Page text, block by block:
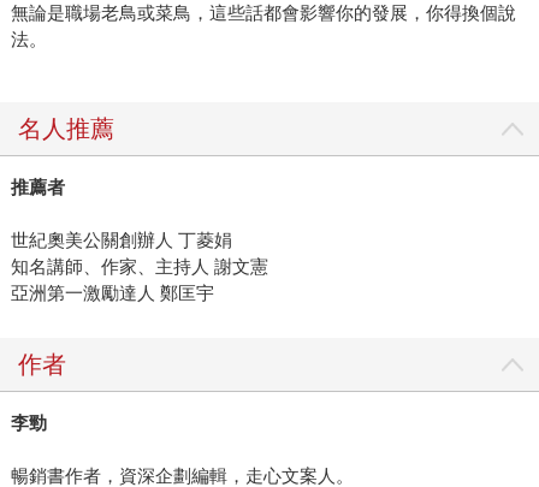
無論是職場老鳥或菜鳥，這些話都會影響你的發展，你得換個說
法。
名人推薦
推薦者
世紀奧美公關創辦人 丁菱娟
知名講師、作家、主持人 謝文憲
亞洲第一激勵達人 鄭匡宇
作者
李勁
暢銷書作者，資深企劃編輯，走心文案人。